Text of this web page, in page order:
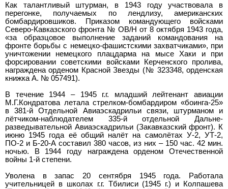
Как талантливый штурман, в 1943 году участвовала в
перегонке, получаемых по лендлизу, американских
бомбардировшиков. Приказом командующего войсками
Северо-Кавказского фронта № ОВ/Н от 8 октября 1943 года,
«за образцовое выполнение заданий командования на
фронте борьбы с немецко-фашистскими захватчиками», при
уничтожении немецкого плацдарма на мысе Хаки и при
форсировании советскими войсками Керченского пролива,
награждена орденом Красной Звезды (№ 323348, орденская
книжка А. № 057491).
В течение 1944 – 1945 г.г. младший лейтенант авиации
М.Г.Кондратова летала стрелком-бомбардиром «боинга-25»
в 381-й Отдельной Авиаэскадрильи связи, штурманом и
лётчиком-наблюдателем 335-й отдельной Дальне-
разведывательной Авиаэскадрильи (Закавказский фронт). К
июню 1945 года её общий налёт на самолётах У-2, УТ-2,
ПО-2 и Б-20-А составил 380 часов, из них – 150 час. 42 мин.
ночью. В 1944 году награждена орденом Отечественной
войны 1-й степени.
Уволена в запас 20 сентября 1945 года. Работала
учительницей в школах г.г. Тбилиси (1945 г.) и Колпашева